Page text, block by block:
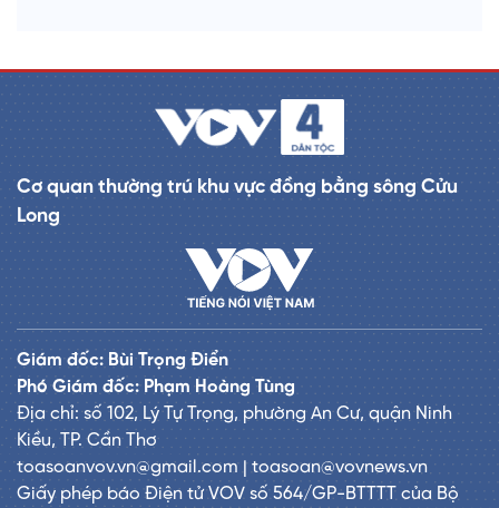
Cơ quan thường trú khu vực đồng bằng sông Cửu
Long
Giám đốc: Bùi Trọng Điển
Phó Giám đốc: Phạm Hoàng Tùng
Địa chỉ: số 102, Lý Tự Trọng, phường An Cư, quận Ninh
Kiều, TP. Cần Thơ
toasoanvov.vn@gmail.com | toasoan@vovnews.vn
Giấy phép báo Điện tử VOV số 564/GP-BTTTT của Bộ